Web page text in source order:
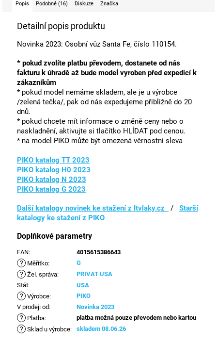
Popis Podobné (16) Diskuze Značka
Detailní popis produktu
Novinka 2023: Osobní vůz Santa Fe, číslo 110154.
* pokud zvolíte platbu převodem, dostanete od nás
fakturu k úhradě až bude model vyroben před expedicí k
zákazníkům
* pokud model nemáme skladem, ale je u výrobce
/zelená tečka/, pak od nás expedujeme přibližně do 20
dnů.
* pokud chcete mít informace o změně ceny nebo o
naskladnění, aktivujte si tlačítko HLÍDAT pod cenou.
* na model PIKO může být omezená věrnostní sleva
PIKO katalog TT 2023
PIKO katalog H0 2023
PIKO katalog N 2023
PIKO katalog G 2023
Další katalogy novinek ke stažení z Itvlaky.cz / Starší
katalogy ke stažení z PIKO
Doplňkové parametry
EAN: 4015615386643
? Měřítko: G
? Žel. správa:
PRIVAT USA
Stát: USA
? Výrobce:
PIKO
V prodeji od: Novinka 2023
? Platba: platba možná pouze převodem nebo kartou
? Sklad u výrobce: skladem 08.06.26